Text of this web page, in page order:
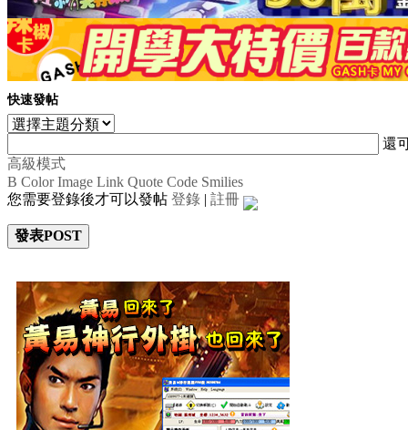
快速發帖
還
高級模式
B Color Image Link Quote Code Smilies
您需要登錄後才可以發帖 登錄 | 註冊
發表POST